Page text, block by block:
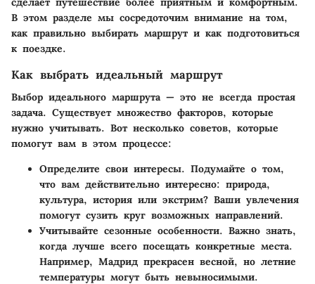
В этом разделе мы сосредоточим внимание на том,
как правильно выбирать маршрут и как подготовиться
к поездке.
Как выбрать идеальный маршрут
Выбор идеального маршрута — это не всегда простая
задача. Существует множество факторов, которые
нужно учитывать. Вот несколько советов, которые
помогут вам в этом процессе:
Определите свои интересы. Подумайте о том,
что вам действительно интересно: природа,
культура, история или экстрим? Ваши увлечения
помогут сузить круг возможных направлений.
Учитывайте сезонные особенности. Важно знать,
когда лучше всего посещать конкретные места.
Например, Мадрид прекрасен весной, но летние
температуры могут быть невыносимыми.